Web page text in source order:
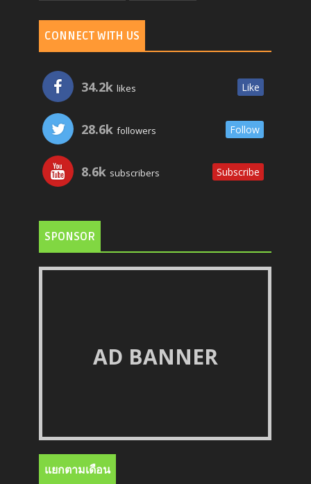
CONNECT WITH US
34.2k likes Like
28.6k followers Follow
8.6k subscribers Subscribe
SPONSOR
AD BANNER
แยกตามเดือน